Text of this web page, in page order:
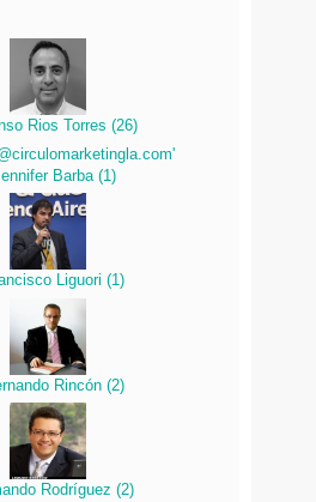
Rios Torres (26)
Barba (1)
Liguori (1)
Rincón (2)
Rodríguez (2)